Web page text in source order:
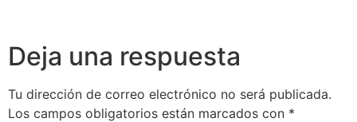
Deja una respuesta
Tu dirección de correo electrónico no será publicada.
Los campos obligatorios están marcados con *